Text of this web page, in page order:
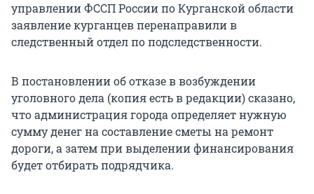
управлении ФССП России по Курганской области
заявление курганцев перенаправили в
следственный отдел по подследственности.
В постановлении об отказе в возбуждении
уголовного дела (копия есть в редакции) сказано,
что администрация города определяет нужную
сумму денег на составление сметы на ремонт
дороги, а затем при выделении финансирования
будет отбирать подрядчика.